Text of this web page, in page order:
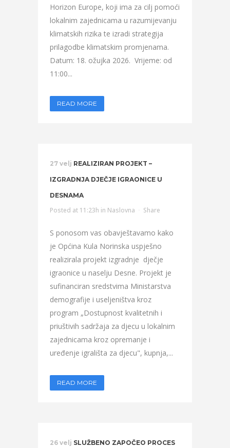
Horizon Europe, koji ima za cilj pomoći
lokalnim zajednicama u razumijevanju
klimatskih rizika te izradi strategija
prilagodbe klimatskim promjenama.
Datum: 18. ožujka 2026. Vrijeme: od
11:00...
READ MORE
27 velj REALIZIRAN PROJEKT –
IZGRADNJA DJEČJE IGRAONICE U
DESNAMA
Posted at 11:23h in Naslovna Share
S ponosom vas obavještavamo kako
je Općina Kula Norinska uspješno
realizirala projekt izgradnje dječje
igraonice u naselju Desne. Projekt je
sufinanciran sredstvima Ministarstva
demografije i useljeništva kroz
program „Dostupnost kvalitetnih i
priuštivih sadržaja za djecu u lokalnim
zajednicama kroz opremanje i
uređenje igrališta za djecu", kupnja,...
READ MORE
26 velj SLUŽBENO ZAPOČEO PROCES